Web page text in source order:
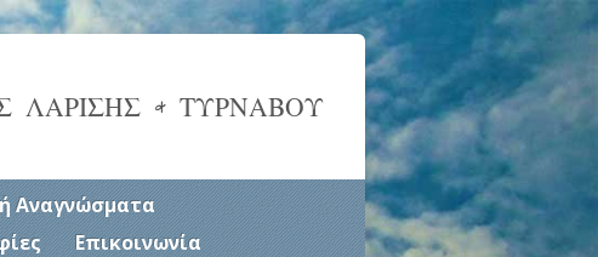
ΛΑΡΙΣΗΣ & ΤΥΡΝΑΒΟΥ
Αναγνώσματα
Επικοινωνία